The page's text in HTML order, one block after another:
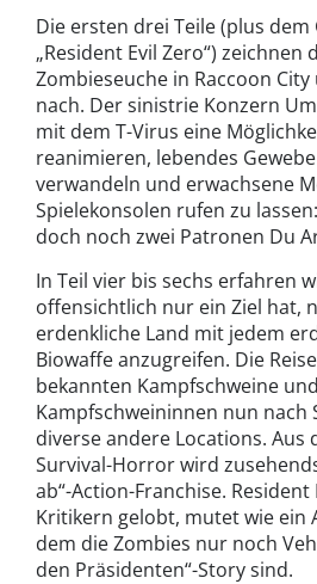
Die ersten drei Teile (plus dem
„Resident Evil Zero“)
Zombieseuche in Raccoon
nach. Der sinistrie Konzern
mit dem T-Virus eine
reanimieren, lebendes
verwandeln und erwachsene
Spielekonsolen rufen zu
doch noch zwei Patronen Du
In Teil vier bis sechs erfahren
offensichtlich nur ein Ziel hat,
erdenkliche Land mit jedem
Biowaffe anzugreifen. Die
bekannten Kampfschweine und
Kampfschweininnen nun nach
diverse andere Locations. Aus
Survival-Horror wird
ab“-Action-Franchise.
Kritikern gelobt, mutet wie ein
dem die Zombies nur noch
den Präsidenten“-Story sind.